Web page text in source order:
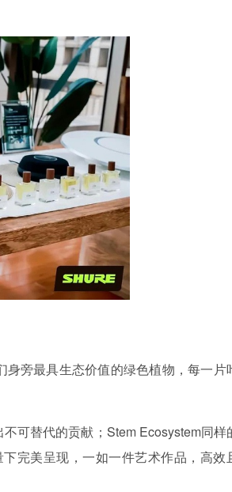
旁最具生态价值的绿色植物，每一片
可替代的贡献；Stem Ecosystem同样
完美呈现，一如一件艺术作品，高效